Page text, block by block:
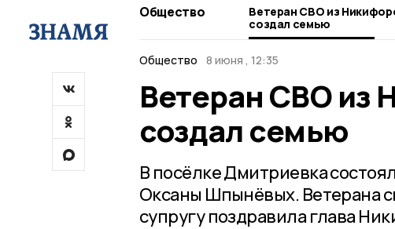
Общество
Ветеран СВО из
создал семью
Общество
8 июня , 12:35
Ветеран СВО из
создал семью
В посёлке Дмитриевка
Оксаны Шпынёвых. Ветерана
супругу поздравила глава